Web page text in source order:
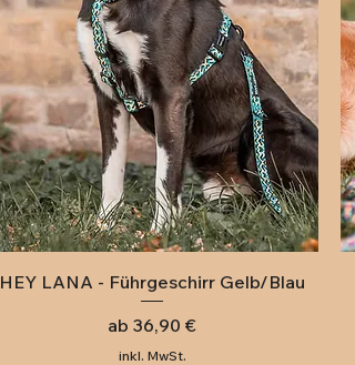
Schnellansicht
HEY LANA - Führgeschirr Gelb/Blau
ab36,90 €
Sale-Preis
inkl. MwSt.